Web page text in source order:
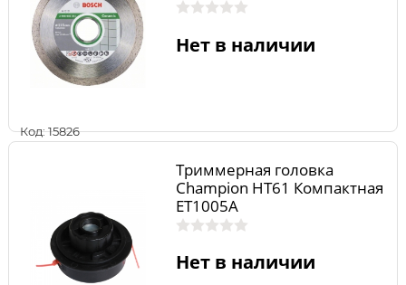
Код: 15826
Нет в наличии
Триммерная головка
Champion HT61 Компактная
ET1005A
Нет в наличии